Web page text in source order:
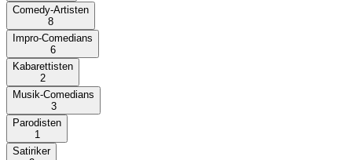
Comedy-Artisten
8
Impro-Comedians
6
Kabarettisten
2
Musik-Comedians
3
Parodisten
1
Satiriker